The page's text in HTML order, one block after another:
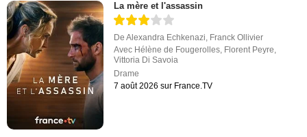
La mère et l'assassin
DeAlexandra Echkenazi, Franck Ollivier
Avec Hélène de Fougerolles, Florent Peyre,
Vittoria Di Savoia
Drame
7 août 2026 sur France.TV